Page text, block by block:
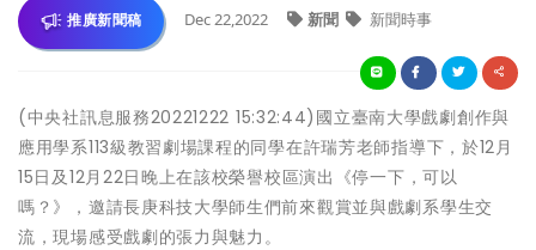
推廣新聞稿 Dec 22,2022 新聞 新聞時事
(中央社訊息服務20221222 15:32:44)國立臺南大學戲劇創作與
應用學系113級教習劇場課程的同學在許瑞芳老師指導下，於12月
15日及12月22日晚上在該校榮譽校區演出《停一下，可以
嗎？》，邀請長庚科技大學師生們前來觀賞並與戲劇系學生交
流，現場感受戲劇的張力與魅力。